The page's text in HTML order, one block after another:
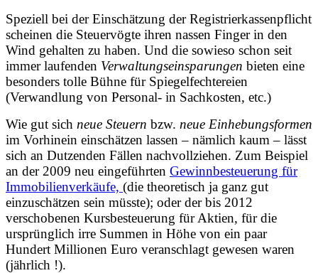
Speziell bei der Einschätzung der Registrierkassenpflicht
scheinen die Steuervögte ihren nassen Finger in den
Wind gehalten zu haben. Und die sowieso schon seit
immer laufenden Verwaltungseinsparungen bieten eine
besonders tolle Bühne für Spiegelfechtereien
(Verwandlung von Personal- in Sachkosten, etc.)
Wie gut sich neue Steuern bzw. neue Einhebungsformen
im Vorhinein einschätzen lassen – nämlich kaum – lässt
sich an Dutzenden Fällen nachvollziehen. Zum Beispiel
an der 2009 neu eingeführten Gewinnbesteuerung für
Immobilienverkäufe, (die theoretisch ja ganz gut
einzuschätzen sein müsste); oder der bis 2012
verschobenen Kursbesteuerung für Aktien, für die
ursprünglich irre Summen in Höhe von ein paar
Hundert Millionen Euro veranschlagt gewesen waren
(jährlich !).